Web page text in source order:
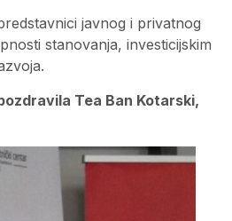
javnog i privatnog
stanovanja, investicijskim
Tea Ban Kotarski,